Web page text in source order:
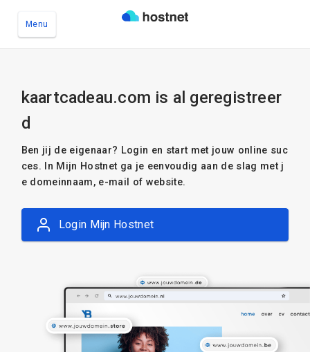
Menu
kaartcadeau.com is al geregistreer
d
Ben jij de eigenaar? Login en start met jouw online suc
ces. In Mijn Hostnet ga je eenvoudig aan de slag met j
e domeinnaam, e-mail of website.
Login Mijn Hostnet